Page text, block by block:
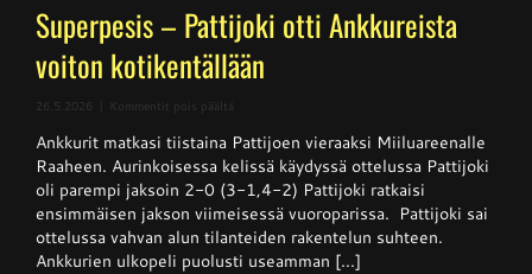
Superpesis – Pattijoki otti Ankkureista
voiton kotikentällään
26.5.2026 Kommentit pois päältä
–
Pattijoki
otti
Ankkureista
voiton
kotikentällään
Ankkurit matkasi tiistaina Pattijoen vieraaksi Miiluareenalle
Raaheen. Aurinkoisessa kelissä käydyssä ottelussa Pattijoki
oli parempi jaksoin 2-0 (3-1,4-2) Pattijoki ratkaisi
ensimmäisen jakson viimeisessä vuoroparissa. Pattijoki sai
ottelussa vahvan alun tilanteiden rakentelun suhteen.
Ankkurien ulkopeli puolusti useamman [...]